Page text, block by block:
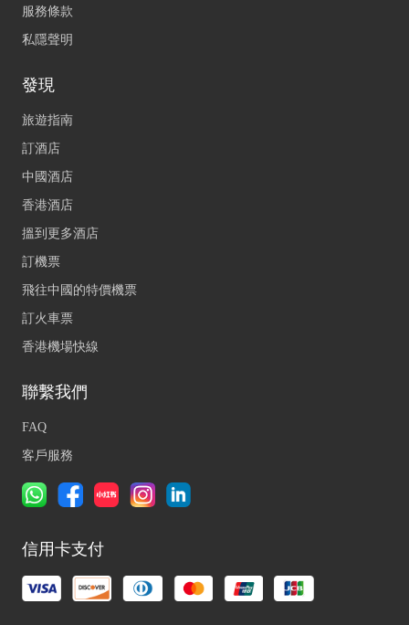
服務條款
私隱聲明
發現
旅遊指南
訂酒店
中國酒店
香港酒店
搵到更多酒店
訂機票
飛往中國的特價機票
訂火車票
香港機場快線
聯繫我們
FAQ
客戶服務
信用卡支付